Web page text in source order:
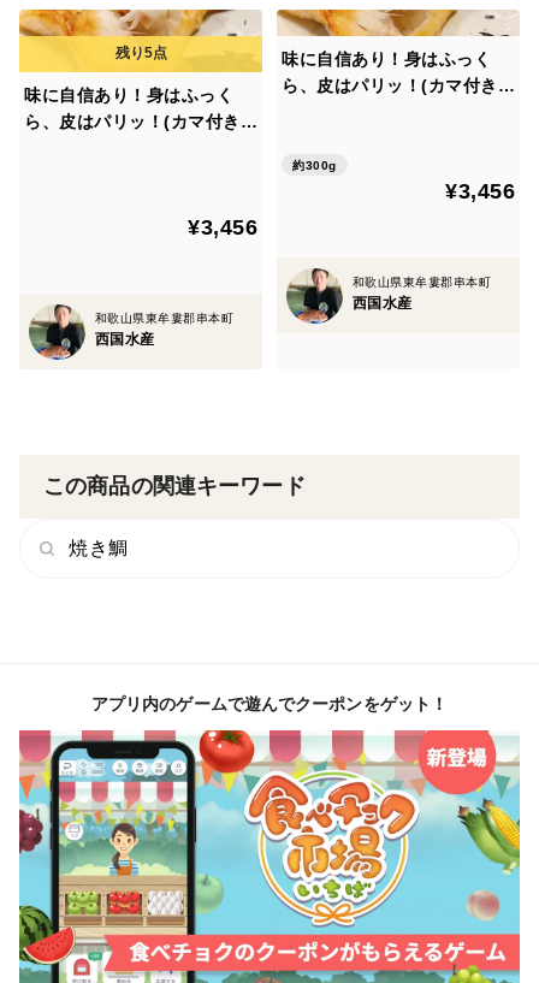
味に自信あり！身はふっく
ら、皮はパリッ！(カマ付き)
¥3,456
和歌山県東牟婁郡串本町
西国水産
味に自信あり！身はふっく
ら、皮はパリッ！(カマ付き)
約300g
¥3,456
和歌山県東牟婁郡串本町
西国水産
この商品の関連キーワード
焼き鯛
アプリ内のゲームで遊んでクーポンをゲット！